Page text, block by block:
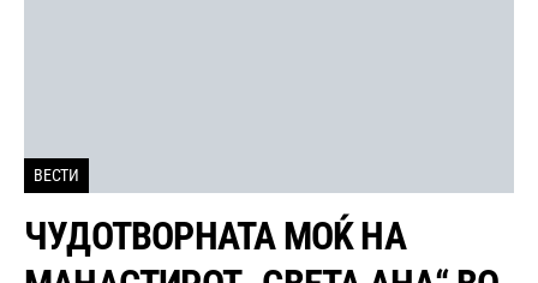
ВЕСТИ
ЧУДОТВОРНАТА МОЌ НА